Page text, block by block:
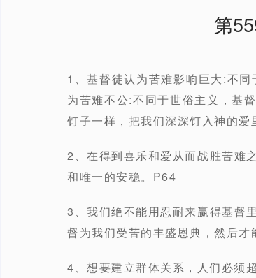
第
1、基督徒认为苦难影响巨大:不
为苦难不公:不同于世俗主义，基
钉子一样，把我们深深钉入神的
2、在得到喜乐和爱从而战胜苦难
和唯一的安稳。P64
3、我们绝不能用忍耐来赢得基
督为我们受苦的丰盛恩典，然后
4、想要建立群体关系，人们必须